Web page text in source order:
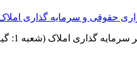
1: گیلان، شعبه 2: کردان، سهیلیه):خرید و فروش ،رهن و اجاره